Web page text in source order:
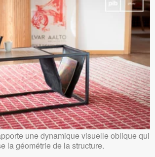
une dynamique visuelle oblique qui
la géométrie de la structure.